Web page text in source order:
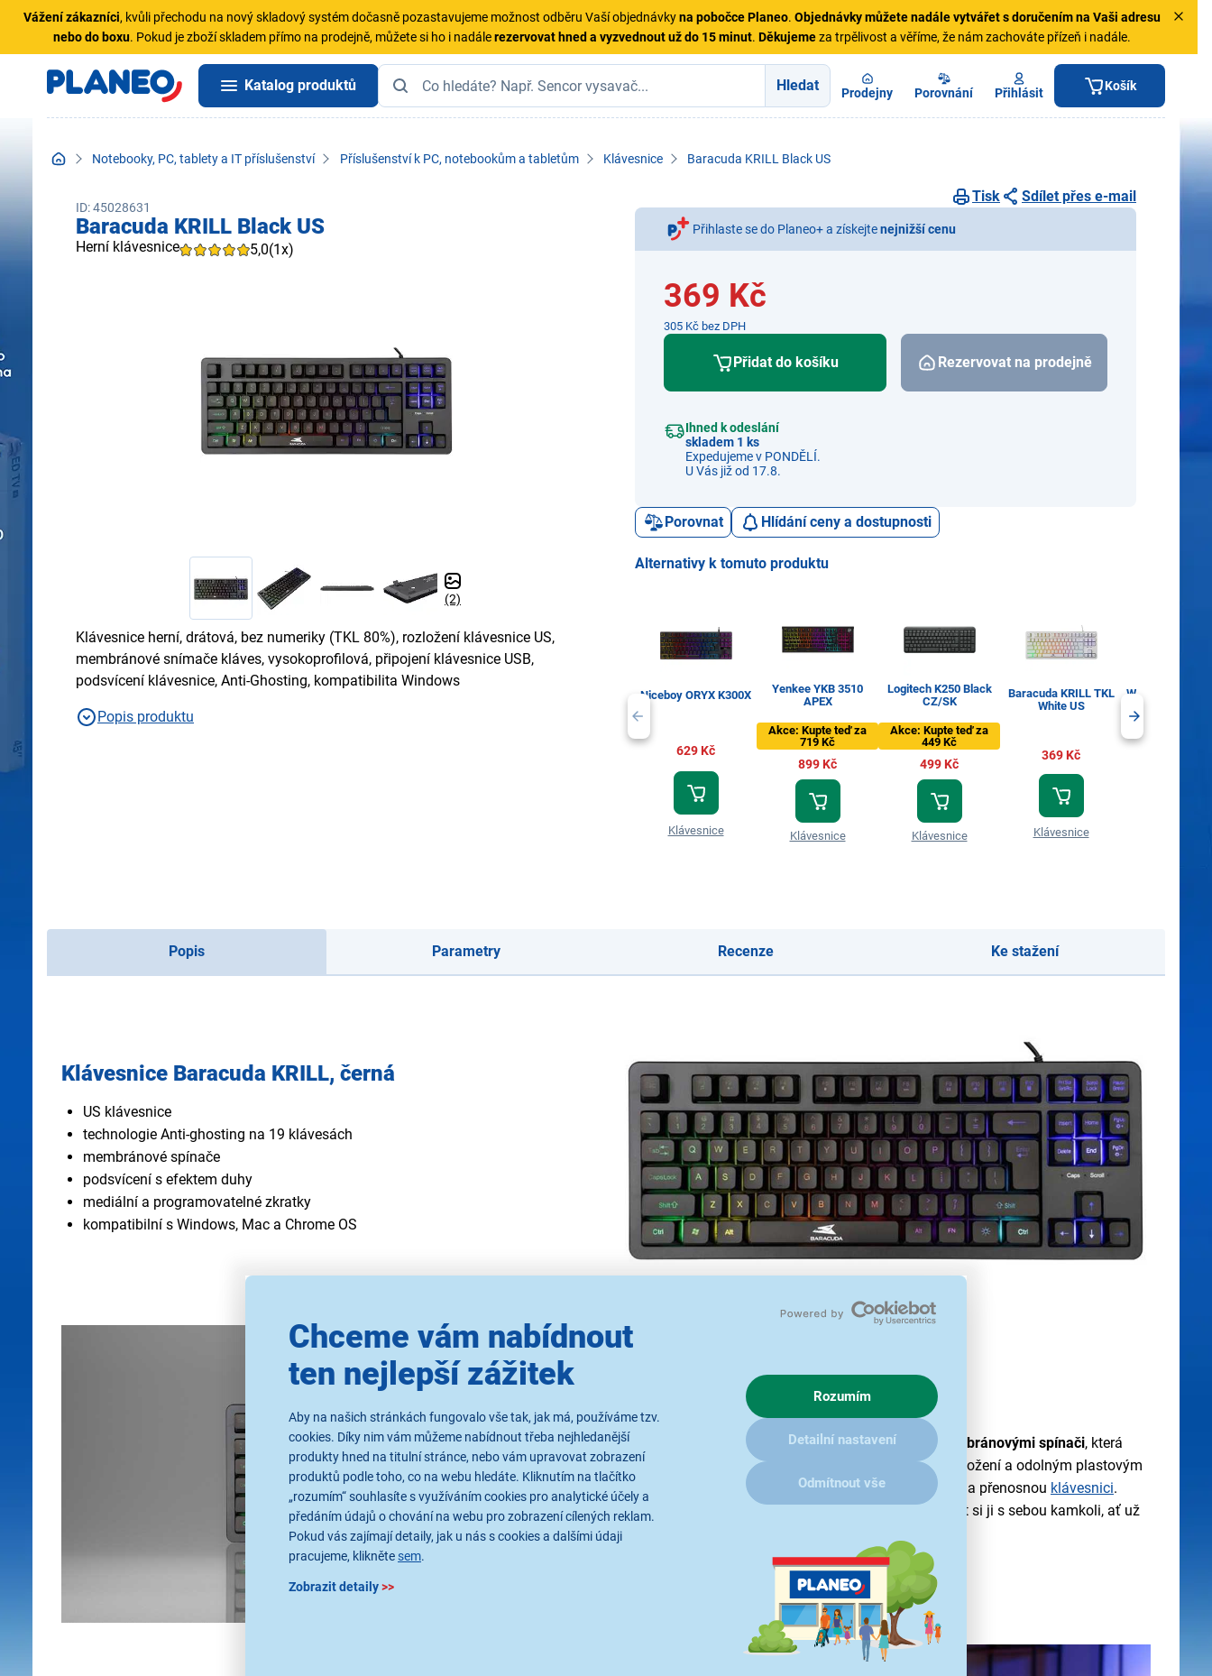
Chceme vám nabídnout
ten nejlepší zážitek
Aby na našich stránkách fungovalo vše tak, jak má, používáme tzv.
cookies. Díky nim vám můžeme nabídnout třeba nejhledanější
produkty hned na titulní stránce, nebo vám upravovat zobrazení
produktů podle toho, co na webu hledáte. Kliknutím na tlačítko
„rozumím“ souhlasíte s využíváním cookies pro analytické účely a
předáním údajů o chování na webu pro zobrazení cílených reklam.
Pokud vás zajímají detaily, jak u nás s cookies a dalšími údaji
pracujeme, klikněte sem.
Zobrazit detaily>>
Rozumím
Detailní nastavení
Odmítnout vše
Vážení zákazníci, kvůli přechodu na nový skladový systém dočasně pozastavujeme možnost odběru Vaší objednávkyna pobočce Planeo. Objednávkymůžete nadále vytvářet s doručením na Vaši adresu
nebo do boxu. Pokud je zboží skladem přímo na prodejně, můžete si ho i nadálerezervovat hned a vyzvednout už do 15 minut. Děkujemeza trpělivost a věříme, že nám zachováte přízeň i nadále.
Katalog produktů Hledat Prodejny Porovnání Přihlásit Košík
Notebooky, PC, tablety a IT příslušenství Příslušenství k PC, notebookům a tabletům Klávesnice Baracuda KRILL Black US
ID: 45028631
Baracuda KRILL Black US
Herní klávesnice 5,0(1x)
(2)
Klávesnice herní, drátová, bez numeriky (TKL 80%), rozložení klávesnice US,
membránové snímače kláves, vysokoprofilová, připojení klávesnice USB,
podsvícení klávesnice, Anti-Ghosting, kompatibilita Windows
Popis produktu
Tisk Sdílet přes e-mail
Přihlaste se do Planeo+ a získejtenejnižší cenu
369 Kč
305 Kč bez DPH
Přidat do košíku
Ihned k odeslání
skladem 1 ks
Expedujeme v PONDĚLÍ.
U Vás již od 17.8.
Rezervovat na prodejně
Porovnat Hlídání ceny a dostupnosti
Alternativy k tomuto produktu
Niceboy ORYX K300X
629 Kč
Klávesnice
Yenkee YKB 3510
APEX
Akce: Kupte teď za
719 Kč
899 Kč
Klávesnice
Logitech K250 Black
CZ/SK
Akce: Kupte teď za
449 Kč
499 Kč
Klávesnice
Baracuda KRILL TKL
White US
369 Kč
Klávesnice
WHITE SHARK
Popis Parametry Recenze Ke stažení
Klávesnice Baracuda KRILL, černá
US klávesnice
technologie Anti-ghosting na 19 klávesách
membránové spínače
podsvícení s efektem duhy
mediální a programovatelné zkratky
kompatibilní s Windows, Mac a Chrome OS
Herní klávesnice pro náročné
Baracuda KRILL je kompaktníherní klávesnice membránovými spínači, která
nabízí vše, co hráč potřebuje. S
v US rozložení a odolným plastovým
tělem je skvělou volbou pro ty, kteří hledají spolehlivou a přenosnou klávesnici.
Nízká hmotnost a kompaktní rozměry vám umožní vzít si ji s sebou kamkoli, ať už
na LAN party nebo na cesty.